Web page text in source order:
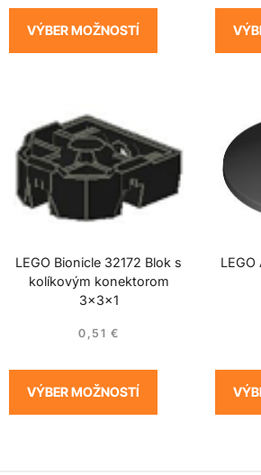
VÝBER MOŽNOSTÍ
LEGO Bionicle 32172 Blok s
kolíkovým konektorom
3x3x1
0,51 €
VÝBER MOŽNOSTÍ